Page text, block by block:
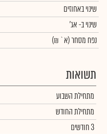
שינוי באחוזים
שינויב- אג'
נפח מסחר(א` ₪)
תשואות
מתחילת השבוע
מתחילת החודש
3 חודשים